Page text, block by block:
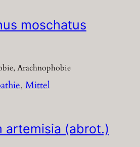
moschatus
Arachnophobie
, Mittel
artemisia (abrot.)